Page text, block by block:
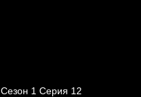
Сезон 1 Серия 12